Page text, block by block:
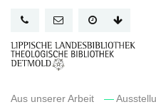
Inhalt
Aus unserer Arbeit —